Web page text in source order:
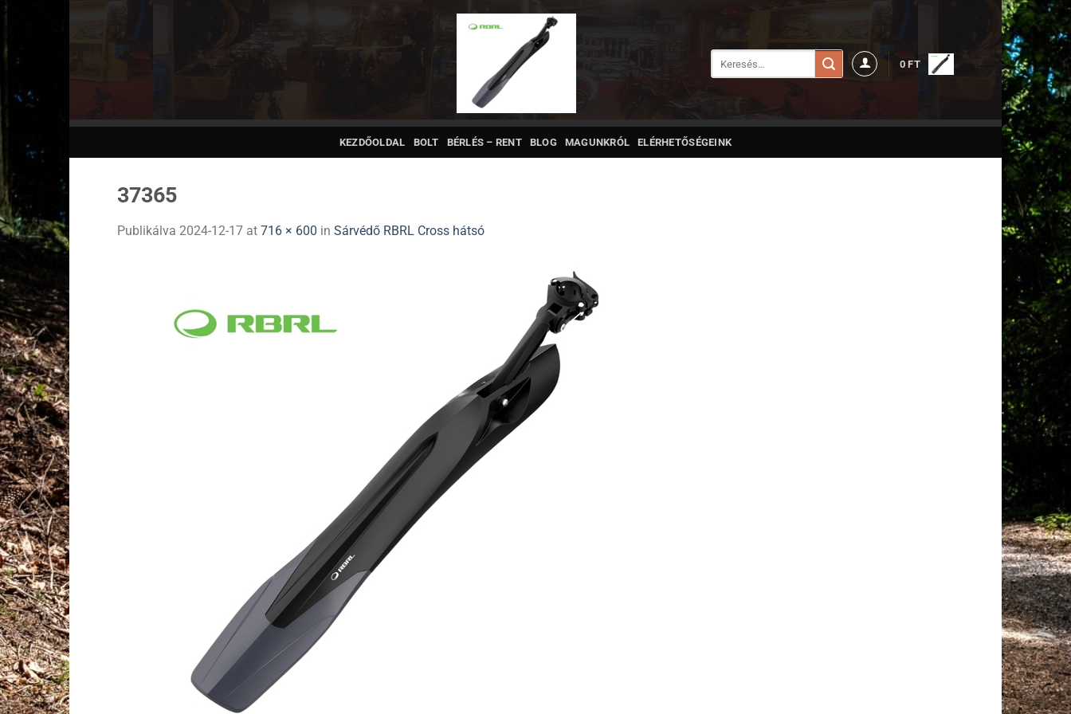
0FT
KEZDŐOLDAL BOLT BÉRLÉS – RENT BLOG MAGUNKRÓL ELÉRHETŐSÉGEINK
37365
Publikálva 2024-12-17 at 716 × 600 in Sárvédő RBRL Cross hátsó